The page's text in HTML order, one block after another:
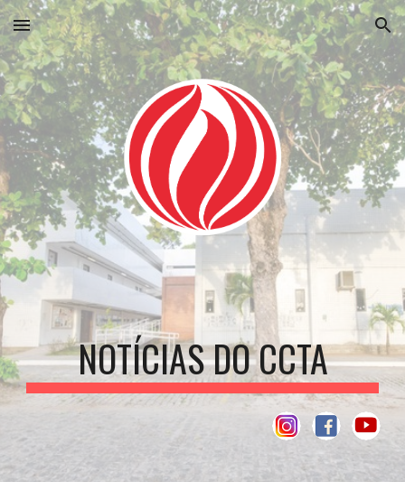
Skip to main content Skip to navigation
NOTÍCIAS DO CCTA